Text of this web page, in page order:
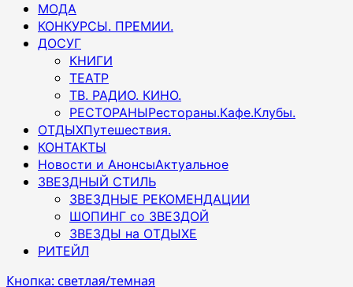
МОДА
КОНКУРСЫ. ПРЕМИИ.
ДОСУГ
КНИГИ
ТЕАТР
ТВ. РАДИО. КИНО.
РЕСТОРАНЫРестораны.Кафе.Клубы.
ОТДЫХПутешествия.
КОНТАКТЫ
Новости и АнонсыАктуальное
ЗВЕЗДНЫЙ СТИЛЬ
ЗВЕЗДНЫЕ РЕКОМЕНДАЦИИ
ШОПИНГ со ЗВЕЗДОЙ
ЗВЕЗДЫ на ОТДЫХЕ
РИТЕЙЛ
Кнопка: светлая/темная